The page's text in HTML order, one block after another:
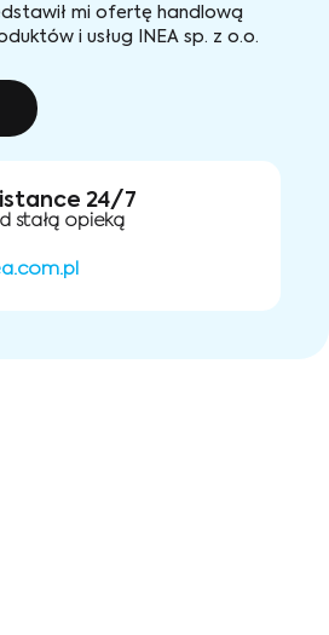
mi ofertę handlową
i usług INEA sp. z o.o.
24/7
stałą opieką